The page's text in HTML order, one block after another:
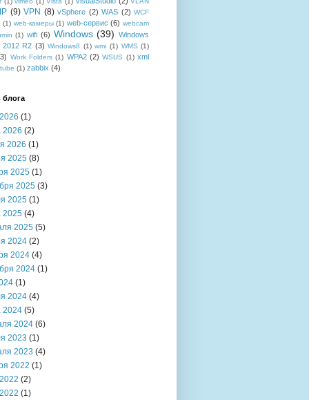
(9) VPN (8) vSphere (2) WAS (2) WCF
(1) web-камеры (1) web-сервис (6) webcam
(1) wifi (6) Windows (39) Windows
2012 R2 (3) Windows8 (1) wmi (1) WMS (1)
Work Folders (1) WPA2 (2) WSUS (1) xml
(1) zabbix (4)
блога
(1)
2026 (2)
2026 (1)
2025 (8)
2025 (1)
2025 (3)
2025 (1)
2025 (4)
2025 (5)
2024 (2)
2024 (4)
2024 (1)
(1)
2024 (4)
2024 (5)
2024 (6)
2023 (1)
2023 (4)
2022 (1)
(2)
(1)